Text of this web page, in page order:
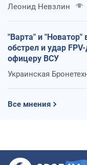
Леонид Невзлин
"Варта" и
обстрел и удар
офицеру ВСУ
Украинская
Все мнения